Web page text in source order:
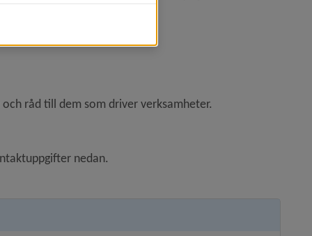
råd till dem som driver verksamheter.
nedan.